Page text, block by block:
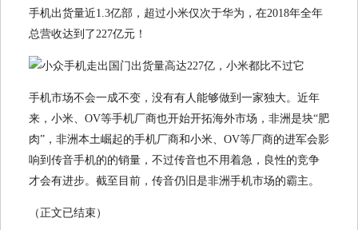
手机出货量近1.3亿部，超过小米仅次于华为，在2018年全年
总营收达到了227亿元！
手机市场不会一成不变，没有有人能够做到一家独大。近年
来，小米、OV等手机厂商也开始开拓海外市场，非洲是块“肥
肉”，非洲本土崛起的手机厂商和小米、OV等厂商的进军会影
响到传音手机的的销量，不过传音也不用着急，良性的竞争
才会有进步。截至目前，传音仍旧是非洲手机市场的霸主。
（正文已结束）